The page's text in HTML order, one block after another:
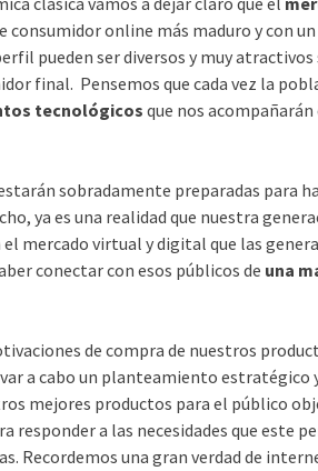
consumidor online más maduro y con
pueden ser diversos y muy atractivos
final. Pensemos que cada vez la
tecnológicos que nos
sobradamente preparadas para
ya es una realidad que nuestra
mercado virtual y digital que las
conectar con esos públicos de una
de compra de nuestros
a cabo un planteamiento estratégico
mejores productos para el público
responder a las necesidades que este
Recordemos una gran verdad de